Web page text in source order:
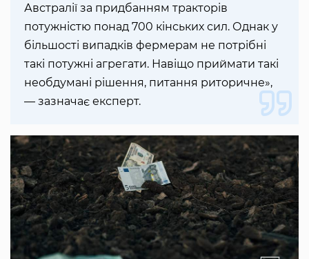
Австралії за придбанням тракторів
потужністю понад 700 кінських сил. Однак у
більшості випадків фермерам не потрібні
такі потужні агрегати. Навіщо приймати такі
необдумані рішення, питання риторичне»,
— зазначає експерт.